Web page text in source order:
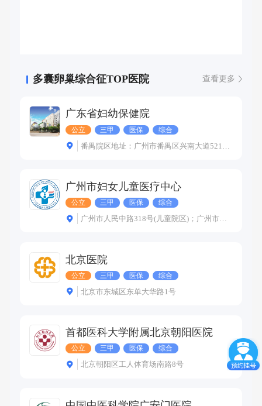
多囊卵巢综合征TOP医院 查看更多
广东省妇幼保健院
公立 三甲 医保 综合
广州市妇女儿童医疗中心
公立 三甲 医保 综合
广州市人民中路318号(儿童院区)；广州市人民中路402号(妇婴院区)；广州市金穗路9号(珠江新城院区)
北京医院
公立 三甲 医保 综合
北京市东城区东单大华路1号
首都医科大学附属北京朝阳医院
公立 三甲 医保 综合
北京朝阳区工人体育场南路8号